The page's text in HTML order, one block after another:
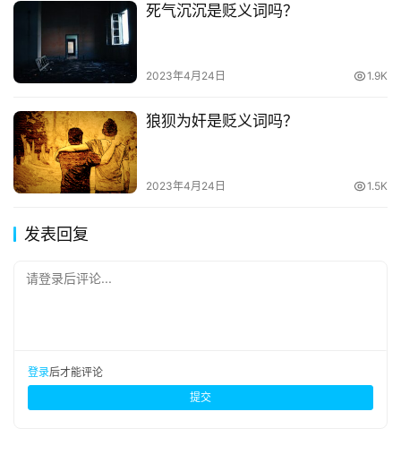
死气沉沉是贬义词吗？
2023年4月24日 1.9K
狼狈为奸是贬义词吗？
2023年4月24日 1.5K
发表回复
请登录后评论...
登录后才能评论
提交